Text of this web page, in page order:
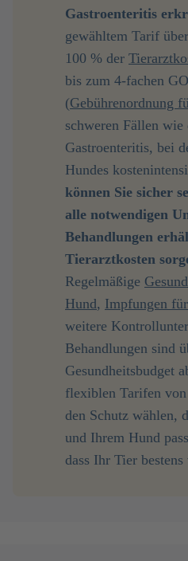
Gastroenteritis
gewähltem Tarif
100 % der
bis zum 4-fachen
(Gebührenordnung
schweren Fällen wie
Gastroenteritis, bei
Hundes
können Sie sicher
alle notwendigen
Behandlungen
Tierarztkosten
Regelmäßige
Hund, Impfungen
weitere
Behandlungen sind
Gesundheitsbudget
flexiblen Tarifen
den Schutz wählen,
und Ihrem Hund
dass Ihr Tier